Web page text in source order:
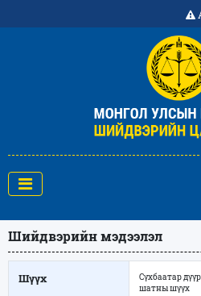
Шийдвэрийн мэдээлэл
Шүүх
Сүхбаатар
шатны шүүх